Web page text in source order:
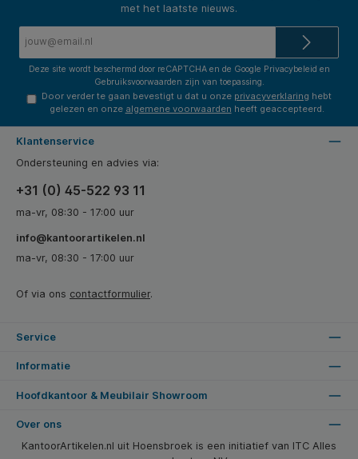
met het laatste nieuws.
Deze site wordt beschermd door reCAPTCHA en de Google Privacybeleid en
Gebruiksvoorwaarden zijn van toepassing.
Door verder te gaan bevestigt u dat u onze privacyverklaring hebt
gelezen en onze algemene voorwaarden heeft geaccepteerd.
Klantenservice
Ondersteuning en advies via:
+31 (0) 45-522 93 11
ma-vr, 08:30 - 17:00 uur
info@kantoorartikelen.nl
ma-vr, 08:30 - 17:00 uur
Of via ons contactformulier.
Service
Informatie
Hoofdkantoor & Meubilair Showroom
Over ons
KantoorArtikelen.nl uit Hoensbroek is een initiatief van ITC Alles